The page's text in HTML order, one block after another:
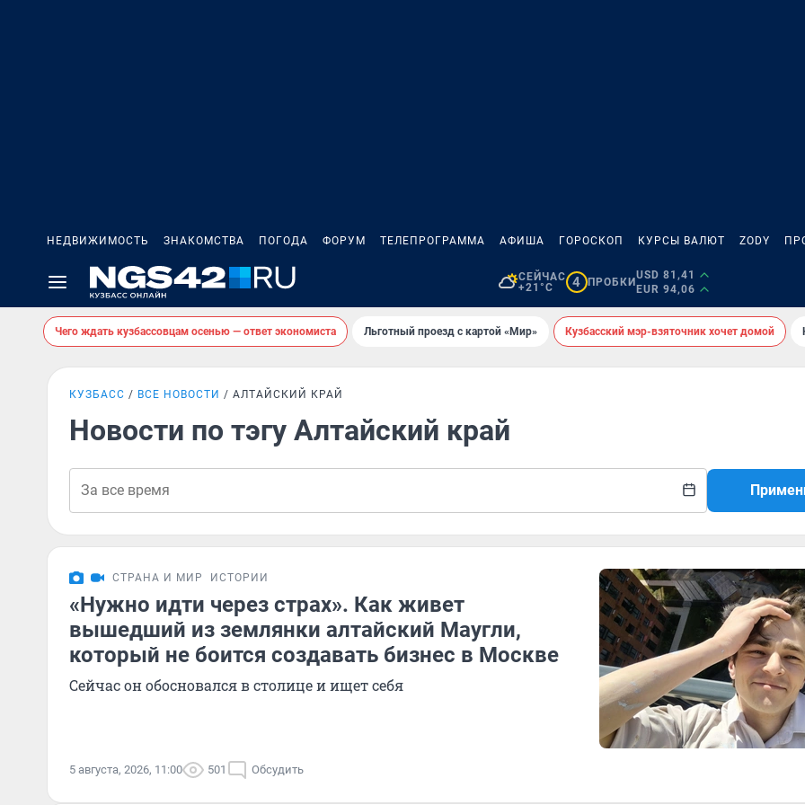
НЕДВИЖИМОСТЬ ЗНАКОМСТВА ПОГОДА ФОРУМ ТЕЛЕПРОГРАММА АФИША ГОРОСКОП КУРСЫ ВАЛЮТ ZODY
СЕЙЧАС
+21°C
4 ПРОБКИ
USD 81,41
EUR 94,06
Чего ждать кузбассовцам осенью — ответ экономиста Льготный проезд с картой «Мир» Кузбасский мэр-взяточник хочет домой
КУЗБАСС ВСЕ НОВОСТИ АЛТАЙСКИЙ КРАЙ
Новости по тэгу Алтайский край
СТРАНА И МИР ИСТОРИИ
«Нужно идти через страх». Как живет
вышедший из землянки алтайский Маугли,
который не боится создавать бизнес в Москве
Сейчас он обосновался в столице и ищет себя
5 августа, 2026, 11:00 501 Обсудить